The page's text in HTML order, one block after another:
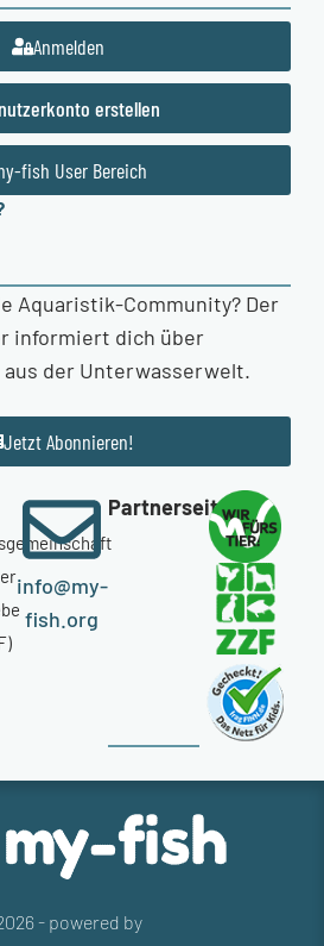
Anmelden
erstellen
fish User Bereich
Aquaristik-Community? Der
informiert dich über
der Unterwasserwelt.
Jetzt Abonnieren!
info@my-
fish.org
Partnerseiten
- powered by